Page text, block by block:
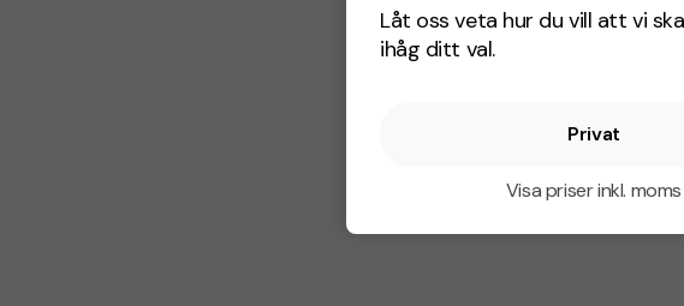
Låt oss veta hur du vill att vi
ihåg ditt val.
Privat
Visa priser inkl. moms